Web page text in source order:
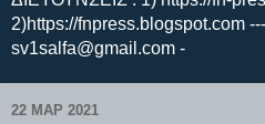
2)https://fnpress.blogspot.com
sv1salfa@gmail.com -
22 ΜΑΡ 2021